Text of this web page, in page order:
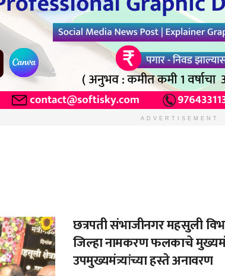
ADVERTISEMENT
छत्रपती संभाजीनगर महसुली
जिल्हा नामकरण फलकाचे
उपमुख्यमंत्र्यांच्या हस्ते अनावरण